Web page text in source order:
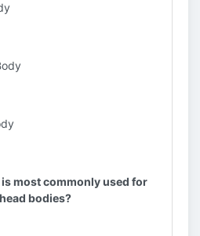
most commonly used for
bodies?